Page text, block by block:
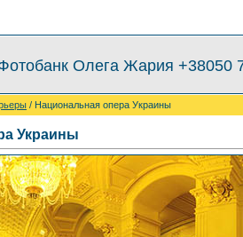
Олега Жария +38050
/ Национальная опера Украины
Украины